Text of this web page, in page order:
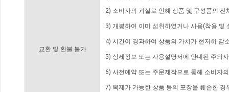
교환 및 환불 불가
2) 소비자의 과실로 인해 상품 및 구성품의
3) 개봉하여 이미 섭취하였거나 사용(착용 및
4) 시간이 경과하여 상품의 가치가 현저히 감
5) 상세정보 또는 사용설명서에 안내된 주의
6) 사전예약 또는 주문제작으로 통해 소비자
7) 복제가 가능한 상품 등의 포장을 훼손한 경